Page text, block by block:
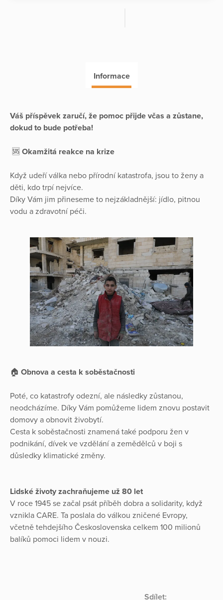
Informace
Váš příspěvek zaručí, že pomoc přijde včas a zůstane,
dokud to bude potřeba!
🆘 Okamžitá reakce na krize
Když udeří válka nebo přírodní katastrofa, jsou to ženy a
děti, kdo trpí nejvíce.
Díky Vám jim přineseme to nejzákladnější: jídlo, pitnou
vodu a zdravotní péči.
🏠 Obnova a cesta k soběstačnosti
Poté, co katastrofy odezní, ale následky zůstanou,
neodcházíme. Díky Vám pomůžeme lidem znovu postavit
domovy a obnovit živobytí.
Cesta k soběstačnosti znamená také podporu žen v
podnikání, dívek ve vzdělání a zemědělců v boji s
důsledky klimatické změny.
Lidské životy zachraňujeme už 80 let
V roce 1945 se začal psát příběh dobra a solidarity, když
vznikla CARE. Ta poslala do válkou zničené Evropy,
včetně tehdejšího Československa celkem 100 milionů
balíků pomoci lidem v nouzi.
Sdílet: